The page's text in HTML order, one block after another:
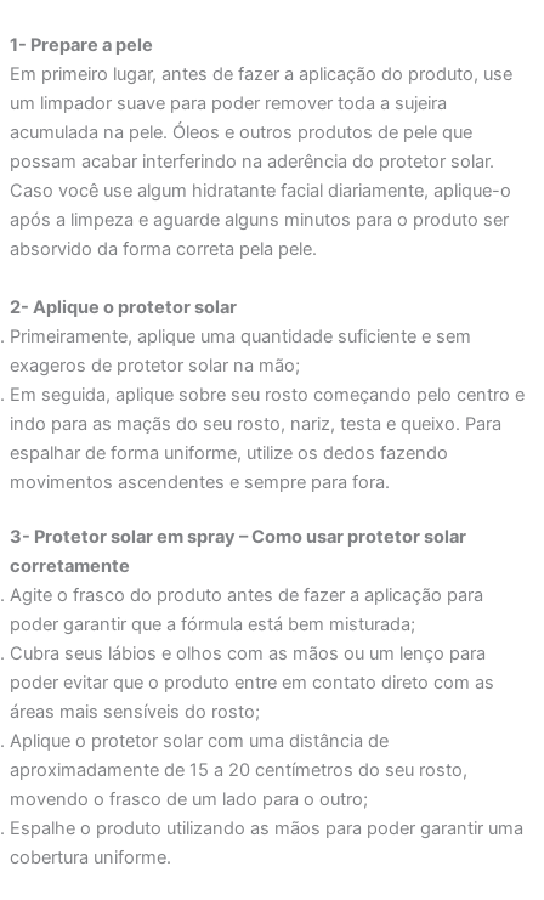
1- Prepare a pele
Em primeiro lugar, antes de fazer a aplicação do produto, use
um limpador suave para poder remover toda a sujeira
acumulada na pele. Óleos e outros produtos de pele que
possam acabar interferindo na aderência do protetor solar.
Caso você use algum hidratante facial diariamente, aplique-o
após a limpeza e aguarde alguns minutos para o produto ser
absorvido da forma correta pela pele.
2- Aplique o protetor solar
Primeiramente, aplique uma quantidade suficiente e sem
exageros de protetor solar na mão;
Em seguida, aplique sobre seu rosto começando pelo centro e
indo para as maçãs do seu rosto, nariz, testa e queixo. Para
espalhar de forma uniforme, utilize os dedos fazendo
movimentos ascendentes e sempre para fora.
3- Protetor solar em spray – Como usar protetor solar
corretamente
Agite o frasco do produto antes de fazer a aplicação para
poder garantir que a fórmula está bem misturada;
Cubra seus lábios e olhos com as mãos ou um lenço para
poder evitar que o produto entre em contato direto com as
áreas mais sensíveis do rosto;
Aplique o protetor solar com uma distância de
aproximadamente de 15 a 20 centímetros do seu rosto,
movendo o frasco de um lado para o outro;
Espalhe o produto utilizando as mãos para poder garantir uma
cobertura uniforme.